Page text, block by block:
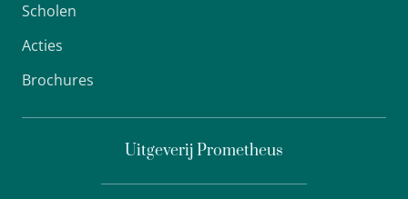
Scholen
Acties
Brochures
Uitgeverij Prometheus